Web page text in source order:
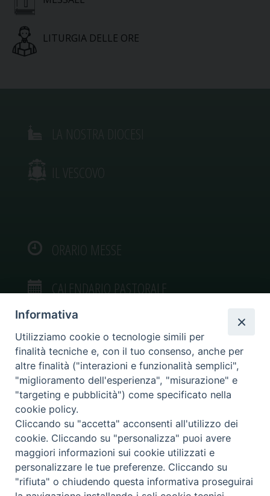
LITURGIA DELLE ORE
IL VESCOVO
ORARIO MESSE
CALENDARIO PASTORALE
VIDEOGALLERY
PHOTOGALLERY
Diocesi di Caltagirone
Piazza San Francesco d’Assisi, 9 – tel. 0933.34186 – fax 0933.820590 e-mail:
Informativa
Utilizziamo cookie o tecnologie simili per
finalità tecniche e, con il tuo consenso, anche per
altre finalità ("interazioni e funzionalità semplici",
"miglioramento dell'esperienza", "misurazione" e
"targeting e pubblicità") come specificato nella
cookie policy.
Cliccando su "accetta" acconsenti all'utilizzo dei
cookie. Cliccando su "personalizza" puoi avere
maggiori informazioni sui cookie utilizzati e
personalizzare le tue preferenze. Cliccando su
"rifiuta" o chiudendo questa informativa proseguirai